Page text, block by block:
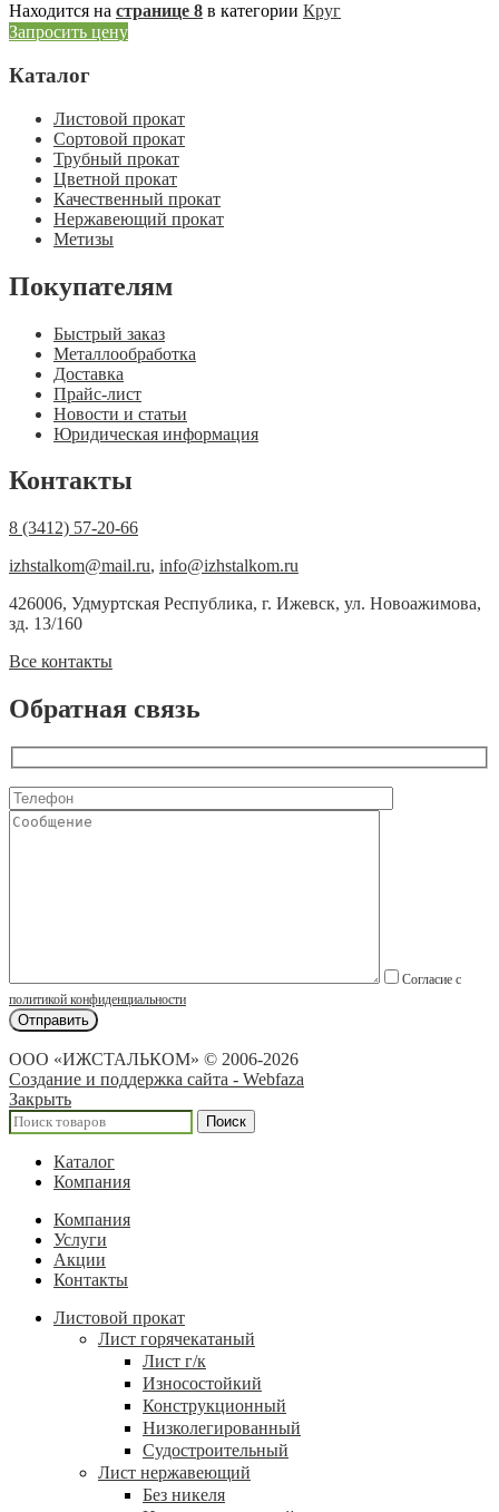
Находится на странице 8 в категории Круг
Запросить цену
Каталог
Листовой прокат
Сортовой прокат
Трубный прокат
Цветной прокат
Качественный прокат
Нержавеющий прокат
Метизы
Покупателям
Быстрый заказ
Металлообработка
Доставка
Прайс-лист
Новости и статьи
Юридическая информация
Контакты
8 (3412) 57-20-66
izhstalkom@mail.ru, info@izhstalkom.ru
426006, Удмуртская Республика, г. Ижевск, ул. Новоажимова,
зд. 13/160
Все контакты
Обратная связь
Согласие с
политикой конфиденциальности
ООО «ИЖСТАЛЬКОМ» © 2006-2026
Создание и поддержка сайта - Webfaza
Закрыть
Поиск
Каталог
Компания
Компания
Услуги
Акции
Контакты
Листовой прокат
Лист горячекатаный
Лист г/к
Износостойкий
Конструкционный
Низколегированный
Судостроительный
Лист нержавеющий
Без никеля